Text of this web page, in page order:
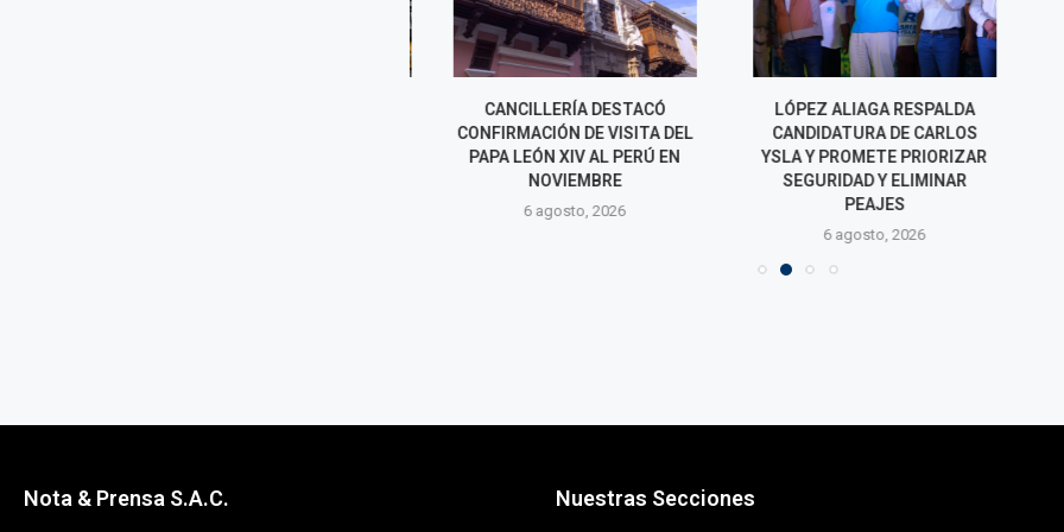
CANCILLERÍA DESTACÓ
CONFIRMACIÓN DE VISITA DEL
PAPA LEÓN XIV AL PERÚ EN
NOVIEMBRE
6 agosto, 2026
LÓPEZ ALIAGA RESPALDA
CANDIDATURA DE CARLOS
YSLA Y PROMETE PRIORIZAR
SEGURIDAD Y ELIMINAR
6 agosto, 2026
ONPE FIJA EL
COMO
Nota & Prensa S.A.C. Nuestras Secciones